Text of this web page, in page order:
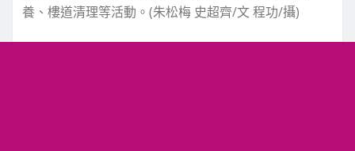
養、樓道清理等活動。(朱松梅 史超齊/文 程功/攝)